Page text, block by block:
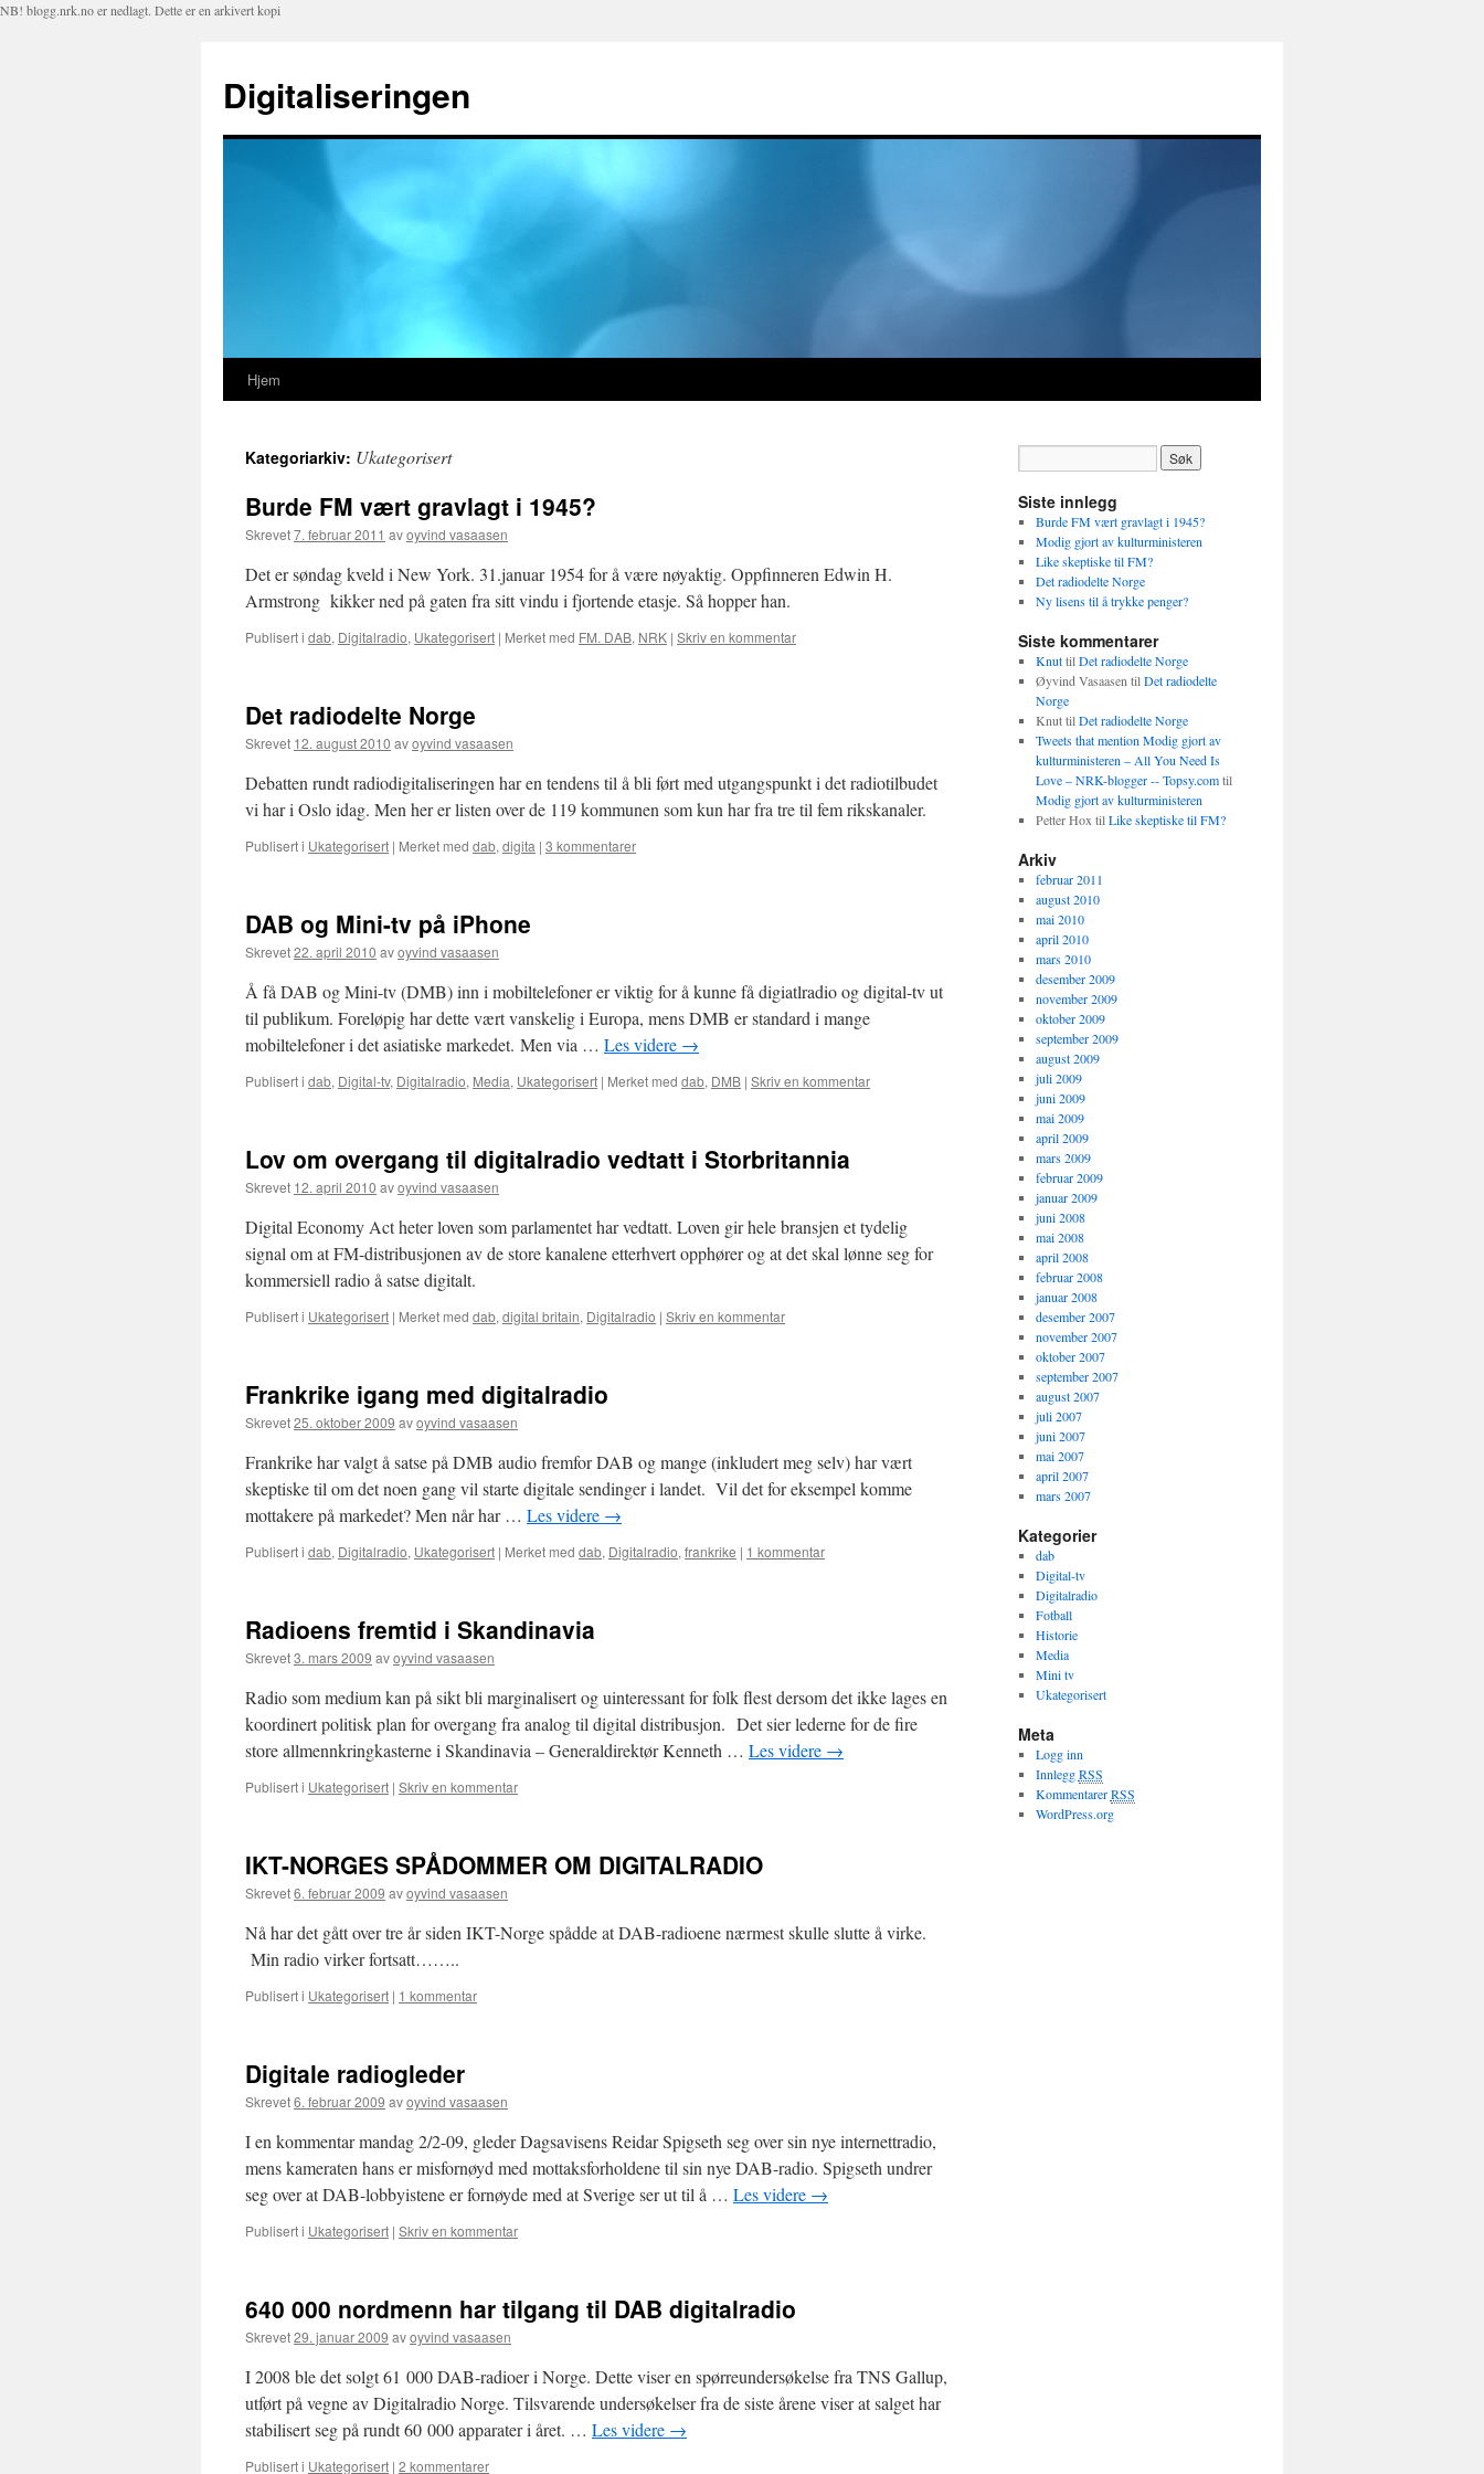
NB! blogg.nrk.no er nedlagt. Dette er en arkivert kopi
Digitaliseringen
Hopp
innhold
Hjem
Kategoriarkiv: Ukategorisert
Burde FM vært gravlagt i 1945?
Skrevet7. februar 2011 avoyvind vasaasen
Det er søndag kveld i New York. 31.januar 1954 for å være nøyaktig. Oppfinneren Edwin H.
Armstrong kikker ned på gaten fra sitt vindu i fjortende etasje. Så hopper han.
Publisert i dab, Digitalradio, Ukategorisert | Merket med FM. DAB, NRK | Skriv en kommentar
Det radiodelte Norge
Skrevet 12. august 2010 avoyvind vasaasen
Debatten rundt radiodigitaliseringen har en tendens til å bli ført med utgangspunkt i det radiotilbudet
vi har i Oslo idag. Men her er listen over de 119 kommunen som kun har fra tre til fem rikskanaler.
Publisert i Ukategorisert | Merket med dab, digita | 3 kommentarer
DAB og Mini-tv på iPhone
Skrevet22. april 2010 avoyvind vasaasen
Å få DAB og Mini-tv (DMB) inn i mobiltelefoner er viktig for å kunne få digiatlradio og digital-tv ut
til publikum. Foreløpig har dette vært vanskelig i Europa, mens DMB er standard i mange
mobiltelefoner i det asiatiske markedet. Men via … Les videre →
Publisert i dab, Digital-tv, Digitalradio, Media, Ukategorisert | Merket med dab, DMB | Skriv en kommentar
Lov om overgang til digitalradio vedtatt i Storbritannia
Skrevet 12. april 2010 avoyvind vasaasen
Digital Economy Act heter loven som parlamentet har vedtatt. Loven gir hele bransjen et tydelig
signal om at FM-distribusjonen av de store kanalene etterhvert opphører og at det skal lønne seg for
kommersiell radio å satse digitalt.
Publisert i Ukategorisert | Merket med dab, digital britain, Digitalradio | Skriv en kommentar
Frankrike igang med digitalradio
Skrevet25. oktober 2009 avoyvind vasaasen
Frankrike har valgt å satse på DMB audio fremfor DAB og mange (inkludert meg selv) har vært
skeptiske til om det noen gang vil starte digitale sendinger i landet. Vil det for eksempel komme
mottakere på markedet? Men når har … Les videre →
Publisert i dab, Digitalradio, Ukategorisert | Merket med dab, Digitalradio, frankrike | 1 kommentar
Radioens fremtid i Skandinavia
Skrevet3. mars 2009 avoyvind vasaasen
Radio som medium kan på sikt bli marginalisert og uinteressant for folk flest dersom det ikke lages en
koordinert politisk plan for overgang fra analog til digital distribusjon. Det sier lederne for de fire
store allmennkringkasterne i Skandinavia – Generaldirektør Kenneth … Les videre →
Publisert i Ukategorisert | Skriv en kommentar
IKT-NORGES SPÅDOMMER OM DIGITALRADIO
Skrevet6. februar 2009 avoyvind vasaasen
Nå har det gått over tre år siden IKT-Norge spådde at DAB-radioene nærmest skulle slutte å virke.
Min radio virker fortsatt……..
Publisert i Ukategorisert | 1 kommentar
Digitale radiogleder
Skrevet6. februar 2009 avoyvind vasaasen
I en kommentar mandag 2/2-09, gleder Dagsavisens Reidar Spigseth seg over sin nye internettradio,
mens kameraten hans er misfornøyd med mottaksforholdene til sin nye DAB-radio. Spigseth undrer
seg over at DAB-lobbyistene er fornøyde med at Sverige ser ut til å … Les videre →
Publisert i Ukategorisert | Skriv en kommentar
640 000 nordmenn har tilgang til DAB digitalradio
Skrevet29. januar 2009 avoyvind vasaasen
I 2008 ble det solgt 61 000 DAB-radioer i Norge. Dette viser en spørreundersøkelse fra TNS Gallup,
utført på vegne av Digitalradio Norge. Tilsvarende undersøkelser fra de siste årene viser at salget har
stabilisert seg på rundt 60 000 apparater i året. … Les videre →
Publisert i Ukategorisert | 2 kommentarer
Siste innlegg
Burde FM vært gravlagt i 1945?
Modig gjort av kulturministeren
Like skeptiske til FM?
Det radiodelte Norge
Ny lisens til å trykke penger?
Siste kommentarer
KnuttilDet radiodelte Norge
Øyvind Vasaasen tilDet radiodelte
Norge
KnuttilDet radiodelte Norge
Tweets that mention Modig gjort av
kulturministeren – All You Need Is
Love – NRK-blogger -- Topsy.comtil
Modig gjort av kulturministeren
Petter Hox tilLike skeptiske til FM?
Arkiv
februar 2011
august 2010
mai 2010
april 2010
mars 2010
desember 2009
november 2009
oktober 2009
september 2009
august 2009
juli 2009
juni 2009
mai 2009
april 2009
mars 2009
februar 2009
januar 2009
juni 2008
mai 2008
april 2008
februar 2008
januar 2008
desember 2007
november 2007
oktober 2007
september 2007
august 2007
juli 2007
juni 2007
mai 2007
april 2007
mars 2007
Kategorier
dab
Digital-tv
Digitalradio
Fotball
Historie
Media
Mini tv
Ukategorisert
Meta
Logg inn
InnleggRSS
KommentarerRSS
WordPress.org